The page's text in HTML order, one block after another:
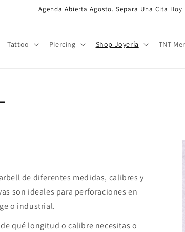
Agenda Abierta Agosto. Separa Una Cita
Tattoo Piercing Shop Joyería TNT
de diferentes medidas, calibres y
son ideales para perforaciones en
o industrial.
qué longitud o calibre necesitas o